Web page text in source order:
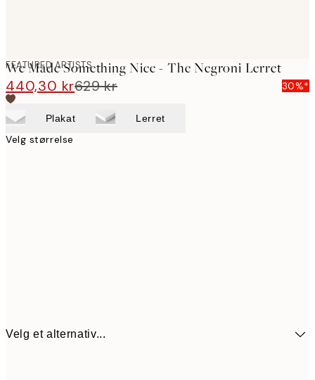
FEATURED ARTISTS
We Made Something Nice - The Negroni Lerret
440,30 kr629 kr 30%*
Plakat Lerret
Velg størrelse
Velg et alternativ...